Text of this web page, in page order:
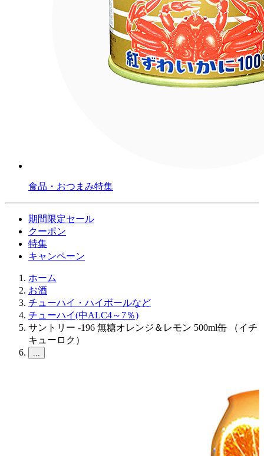
食品・おつまみ特集
期間限定セール
クーポン
特集
キャンペーン
ホーム
お酒
チューハイ・ハイボールなど
チューハイ(中ALC4～7％)
サントリー -196 無糖オレンジ＆レモン 500ml缶 （イチ
キューロク）
...